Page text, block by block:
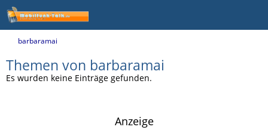
barbaramai
Themen von barbaramai
Es wurden keine Einträge gefunden.
Anzeige